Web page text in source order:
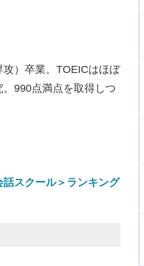
）卒業。TOEICはほぼ
990点満点を取得しつ
スクール＞ランキング